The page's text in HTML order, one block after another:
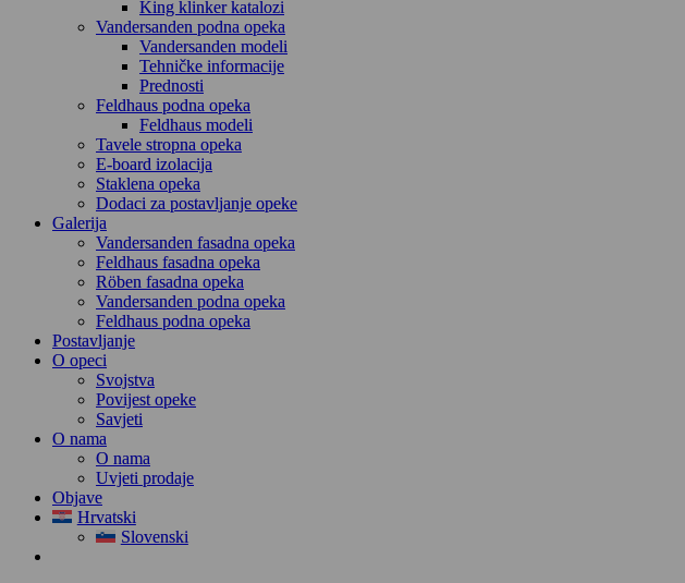
King klinker katalozi
Vandersanden podna opeka
Vandersanden modeli
Tehničke informacije
Prednosti
Feldhaus podna opeka
Feldhaus modeli
Tavele stropna opeka
E-board izolacija
Staklena opeka
Dodaci za postavljanje opeke
Galerija
Vandersanden fasadna opeka
Feldhaus fasadna opeka
Röben fasadna opeka
Vandersanden podna opeka
Feldhaus podna opeka
Postavljanje
O opeci
Svojstva
Povijest opeke
Savjeti
O nama
O nama
Uvjeti prodaje
Objave
Hrvatski
Slovenski